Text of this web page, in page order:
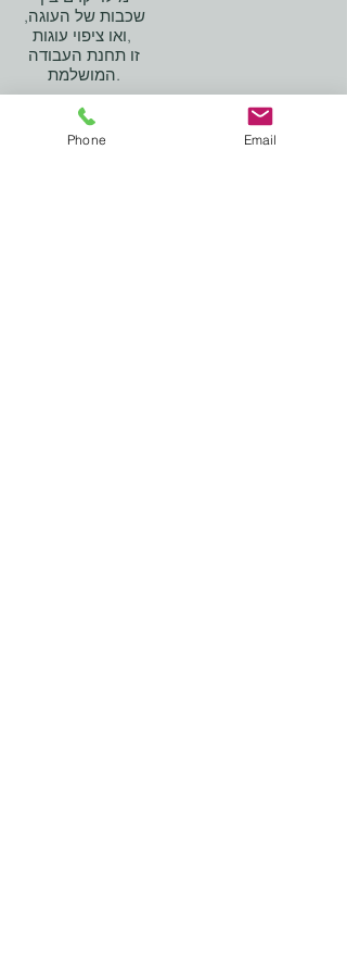
שכבות של העוגה,
ואו ציפוי עוגות,
זו תחנת העבודה
המושלמת.
Phone Email